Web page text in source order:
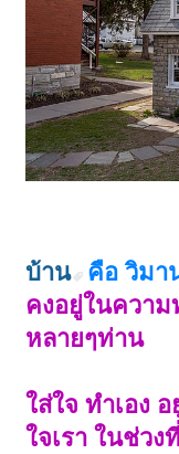
บ้าน คือ วิมา
คงอยู่ในควา
หลายๆท่าน
ใส่ใจ ทำเอง
ใจเรา ในช่ว